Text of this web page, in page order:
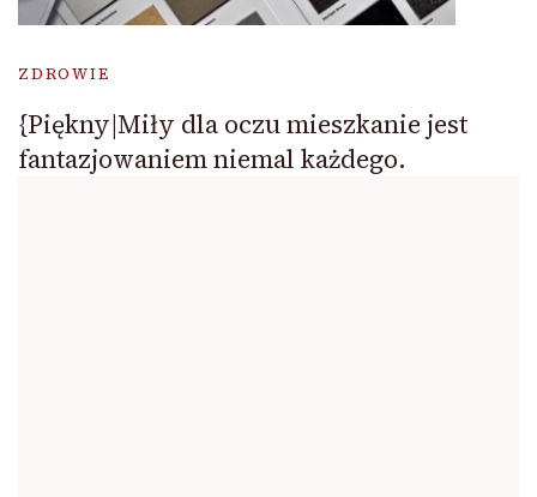
ZDROWIE
{Piękny|Miły dla oczu mieszkanie jest
fantazjowaniem niemal każdego.